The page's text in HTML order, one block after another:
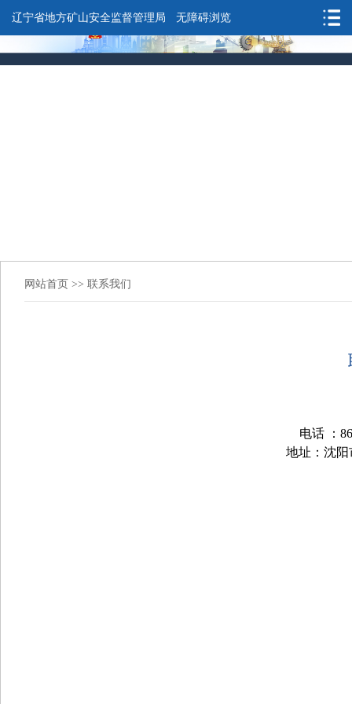
辽宁省地方矿山安全监督管理局 无障碍浏览
网站首页 >> 联系我们
电话 ：
地址：沈阳